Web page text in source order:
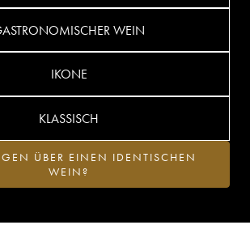
WEIN
IKONE
KLASSISCH
ÜBER EINEN IDENTISCHEN
WEIN?